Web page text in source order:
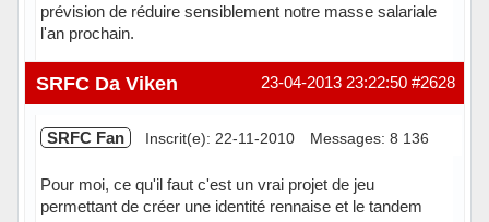
prévision de réduire sensiblement notre masse salariale
l'an prochain.
Hors ligne #2628
23-04-2013 23:22:50
SRFC Da Viken
SRFC Fan Inscrit(e): 22-11-2010 Messages: 8 136
Pour moi, ce qu'il faut c'est un vrai projet de jeu
permettant de créer une identité rennaise et le tandem